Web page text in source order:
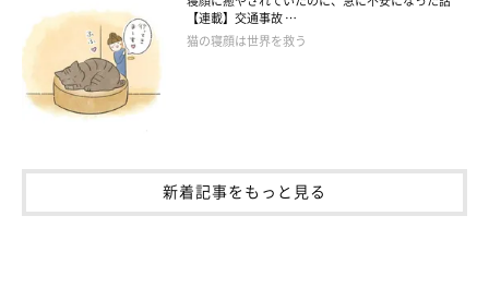
【連載】交通事故 …
猫の寝顔は世界を救う
新着記事をもっと見る